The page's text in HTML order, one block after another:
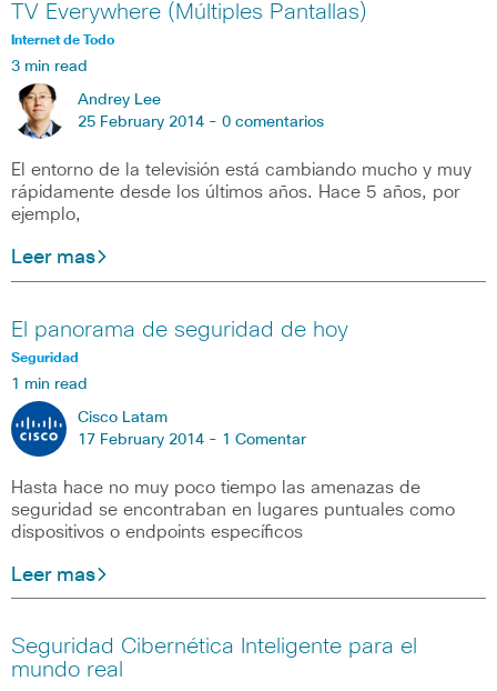
TV Everywhere (Múltiples Pantallas)
Internet de Todo
3 min read
Andrey Lee
25 February 2014 - 0 comentarios
El entorno de la televisión está cambiando mucho y muy
rápidamente desde los últimos años. Hace 5 años, por
ejemplo,
Leer mas
El panorama de seguridad de hoy
Seguridad
1 min read
Cisco Latam
17 February 2014 - 1 Comentar
Hasta hace no muy poco tiempo las amenazas de
seguridad se encontraban en lugares puntuales como
dispositivos o endpoints específicos
Leer mas
Seguridad Cibernética Inteligente para el
mundo real